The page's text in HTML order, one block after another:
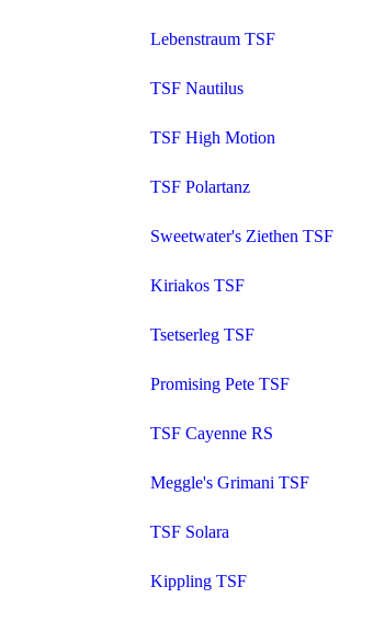
Lebenstraum TSF
TSF Nautilus
TSF High Motion
TSF Polartanz
Sweetwater's Ziethen TSF
Kiriakos TSF
Tsetserleg TSF
Promising Pete TSF
TSF Cayenne RS
Meggle's Grimani TSF
TSF Solara
Kippling TSF